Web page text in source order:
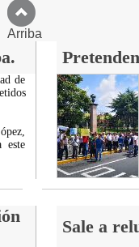
Arriba
de
este
Sale a